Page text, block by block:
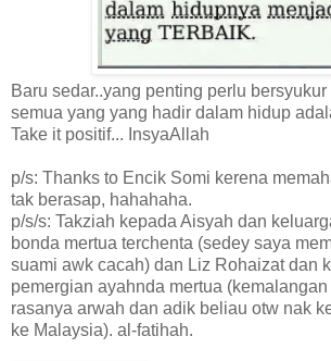
Baru sedar..yang penting perlu
semua yang yang hadir dalam hidup
Take it positif... InsyaAllah
p/s: Thanks to Encik Somi kerena
tak berasap, hahahaha.
p/s/s: Takziah kepada Aisyah dan
bonda mertua terchenta (sedey saya
suami awk cacah) dan Liz Rohaizat dan
pemergian ayahnda mertua
rasanya arwah dan adik beliau otw nak
ke Malaysia). al-fatihah.